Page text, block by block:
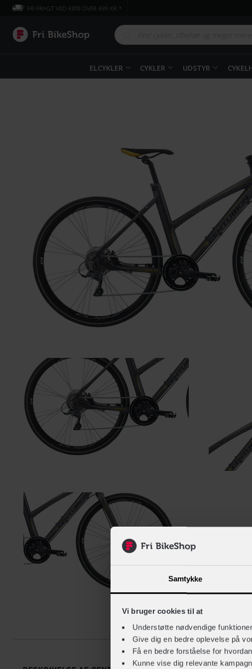
Samtykke
Vi bruger cookies til at
Understøtte nødvendige
Give dig en bedre oplevelse på
Få en bedre forståelse for
Kunne vise dig relevante
FRI FRAGT VED KØB OVER 499 KR.*
ELCYKLER CYKLER UDSTYR
Beskrivelse